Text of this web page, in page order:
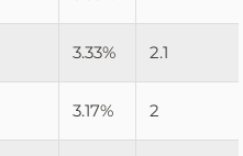
3.33% 2.1
3.17% 2